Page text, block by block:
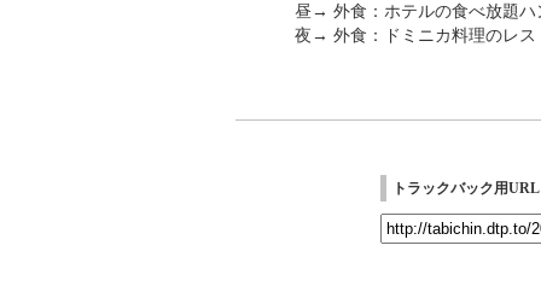
昼→ 外食：ホテルの食べ放題ハ
夜→ 外食：ドミニカ料理のレス
トラックバック用URL